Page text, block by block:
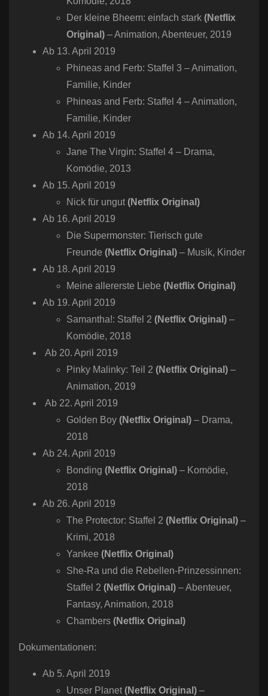
Der kleine Bheem: einfach stark (Netflix
Original) – Animation, Abenteuer, 2019
Ab 13. April 2019
Phineas and Ferb: Staffel 3 – Animation,
Familie, Kinder
Phineas and Ferb: Staffel 4 – Animation,
Familie, Kinder
Ab 14. April 2019
Jane The Virgin: Staffel 4 – Drama,
Komödie, 2013
Ab 15. April 2019
Nick für ungut (Netflix Original)
Ab 16. April 2019
Die Supermonster: Tierisch gute
Freunde (Netflix Original) – Musik, Kinder
Ab 18. April 2019
Meine allererste Liebe (Netflix Original)
Ab 19. April 2019
Samantha!: Staffel 2 (Netflix Original) –
Komödie, 2018
Ab 20. April 2019
Pinky Malinky: Teil 2 (Netflix Original) –
Animation, 2019
Ab 22. April 2019
Golden Boy (Netflix Original) – Drama,
2018
Ab 24. April 2019
Bonding (Netflix Original) – Komödie,
2018
Ab 26. April 2019
The Protector: Staffel 2 (Netflix Original) –
Krimi, 2018
Yankee (Netflix Original)
She-Ra und die Rebellen-Prinzessinnen:
Staffel 2 (Netflix Original) – Abenteuer,
Fantasy, Animation, 2018
Chambers (Netflix Original)
Dokumentationen:
Ab 5. April 2019
Unser Planet (Netflix Original) –